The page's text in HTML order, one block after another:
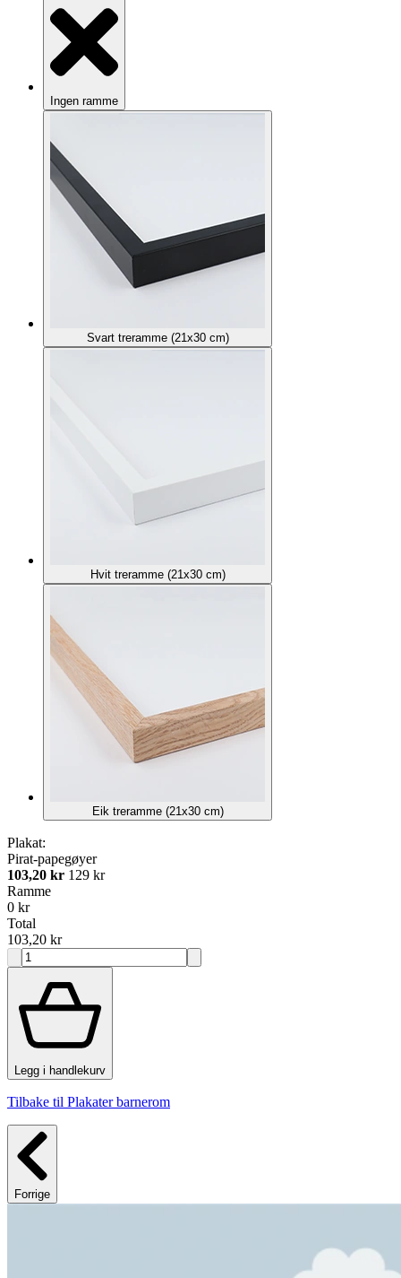
Ingen ramme
Svart treramme (21x30 cm)
Hvit treramme (21x30 cm)
Eik treramme (21x30 cm)
Plakat:
Pirat-papegøyer
103,20 kr 129 kr
Ramme
0 kr
Total
103,20 kr
Legg i handlekurv
Tilbake til Plakater barnerom
Forrige